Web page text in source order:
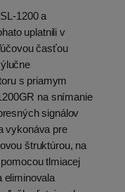
1200 a
uplatnili v
časťou
s priamym
na snímanie
signálov
vykonáva pre
štruktúrou, na
tlmiacej
eliminovala